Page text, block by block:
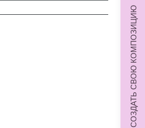
СОЗДАТЬ СВОЮ КОМПОЗИЦИЮ